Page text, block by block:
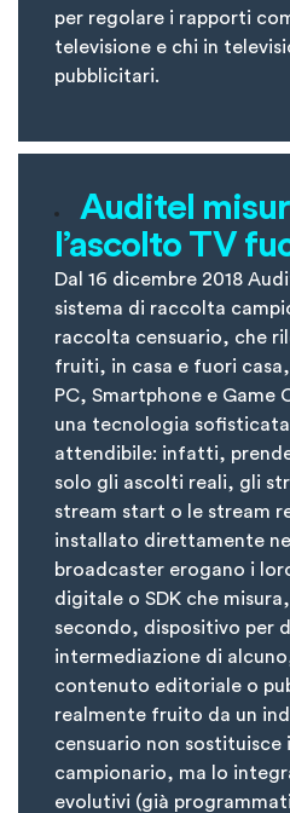
per regolare i rapporti
televisione e chi in
pubblicitari.
Auditel
l’ascolto TV
Dal 16 dicembre 2018
sistema di raccolta
raccolta censuario, che
fruiti, in casa e fuori
PC, Smartphone e Game
una tecnologia sofisticata
attendibile: infatti,
solo gli ascolti reali, gli
stream start o le stream
installato direttamente
broadcaster erogano i
digitale o SDK che
secondo, dispositivo per
intermediazione di
contenuto editoriale o
realmente fruito da un
censuario non sostituisce
campionario, ma lo
evolutivi (già